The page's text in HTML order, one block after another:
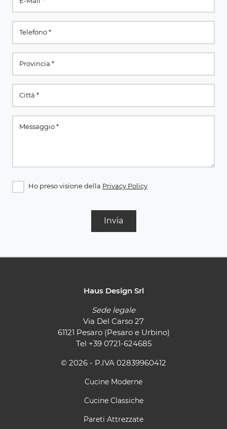
Ho preso visione della Privacy Policy
Invia
Haus Design Srl
Sede legale
Via Del Carso 27
61121 Pesaro (Pesaro e Urbino)
Tel +39 0721-624685
© 2026 - P.IVA 02839960412
Cucine Moderne
Cucine Classiche
Pareti Attrezzate